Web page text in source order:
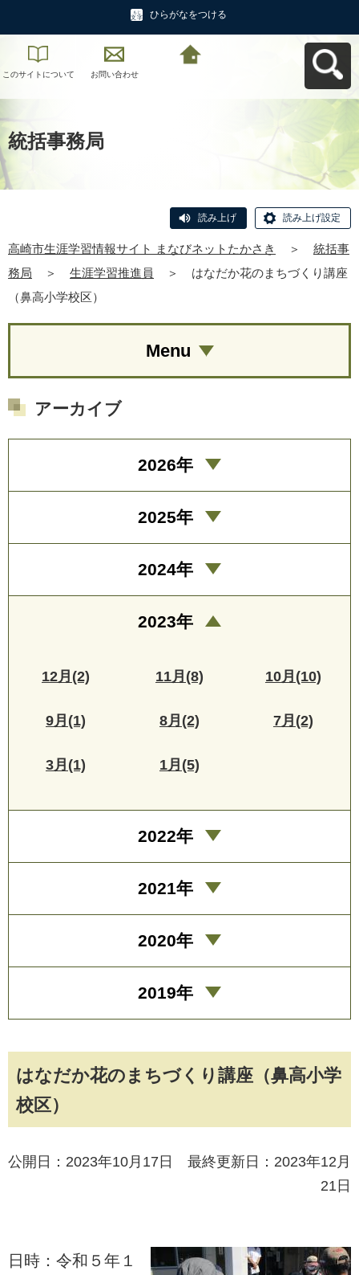
ひらがなをつける
このサイトについて お問い合わせ
統括事務局
読み上げ 読み上げ設定
高崎市生涯学習情報サイト まなびネットたかさき ＞
統括事
務局
＞ 生涯学習推進員 ＞
はなだか花のまちづくり講座
（鼻高小学校区）
はなだか花のまちづくり講座（鼻高小学
校区）
公開日：2023年10月17日 最終更新日：2023年12月
21日
日時：令和５年１
Menu
アーカイブ
2026年
2025年
2024年
2023年
12月(2) 11月(8) 10月(10)
9月(1) 8月(2) 7月(2)
3月(1) 1月(5)
2022年
2021年
2020年
2019年